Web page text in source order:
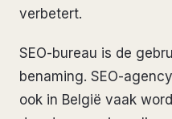
verbetert.
SEO-bureau is de
benaming. SEO-
ook in België vaak